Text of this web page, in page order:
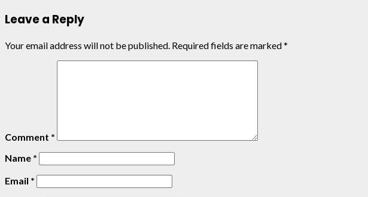
Leave a Reply
Your email address will not be published. Required fields are marked*
Comment *
Name *
Email *